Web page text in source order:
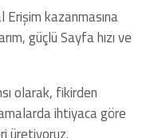
kazanmasına
güçlü Sayfa hızı ve
olarak, fikirden
ihtiyaca göre
üretiyoruz.